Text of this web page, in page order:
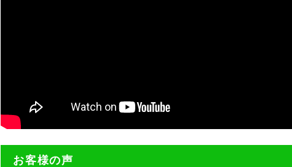
お客様の声